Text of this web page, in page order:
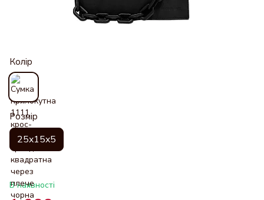
Колір
Розмір
25x15x5
В наявності